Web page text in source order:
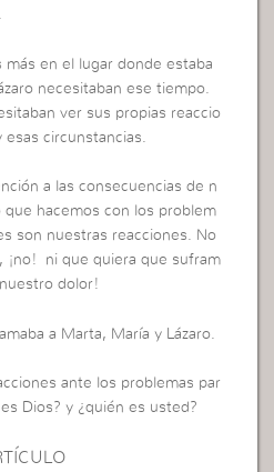
en el lugar donde estaba
necesitaban ese tiempo.
ver sus propias reaccio
circunstancias.
a las consecuencias de n
hacemos con los problem
son nuestras reacciones. No
¡no! ni que quiera que sufram
dolor!
a Marta, María y Lázaro.
ante los problemas par
Dios? y ¿quién es usted?